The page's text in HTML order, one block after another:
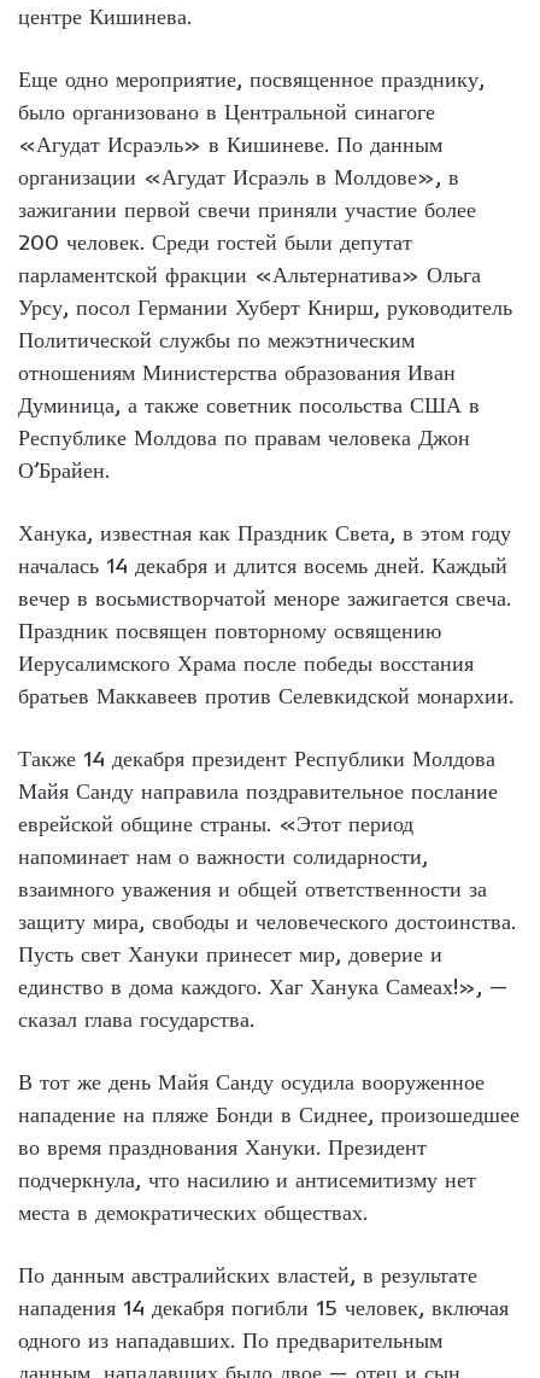
центре Кишинева.
Еще одно мероприятие, посвященное празднику,
было организовано в Центральной синагоге
«Агудат Исраэль» в Кишиневе. По данным
организации «Агудат Исраэль в Молдове», в
зажигании первой свечи приняли участие более
200 человек. Среди гостей были депутат
парламентской фракции «Альтернатива» Ольга
Урсу, посол Германии Хуберт Книрш, руководитель
Политической службы по межэтническим
отношениям Министерства образования Иван
Думиница, а также советник посольства США в
Республике Молдова по правам человека Джон
О’Брайен.
Ханука, известная как Праздник Света, в этом году
началась 14 декабря и длится восемь дней. Каждый
вечер в восьмистворчатой ​​меноре зажигается свеча.
Праздник посвящен повторному освящению
Иерусалимского Храма после победы восстания
братьев Маккавеев против Селевкидской монархии.
Также 14 декабря президент Республики Молдова
Майя Санду направила поздравительное послание
еврейской общине страны. «Этот период
напоминает нам о важности солидарности,
взаимного уважения и общей ответственности за
защиту мира, свободы и человеческого достоинства.
Пусть свет Хануки принесет мир, доверие и
единство в дома каждого. Хаг Ханука Самеах!», —
сказал глава государства.
В тот же день Майя Санду осудила вооруженное
нападение на пляже Бонди в Сиднее, произошедшее
во время празднования Хануки. Президент
подчеркнула, что насилию и антисемитизму нет
места в демократических обществах.
По данным австралийских властей, в результате
нападения 14 декабря погибли 15 человек, включая
одного из нападавших. По предварительным